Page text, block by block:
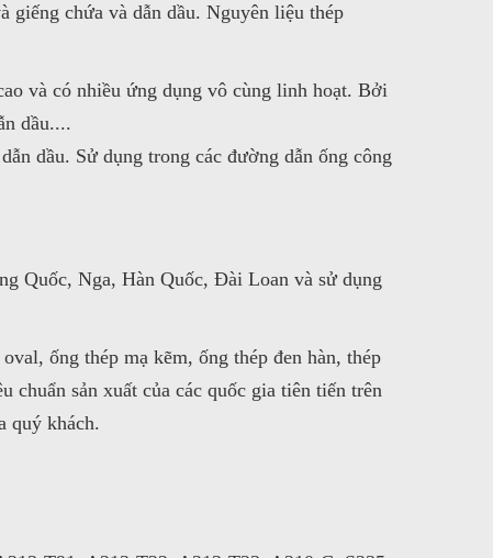
giếng chứa và dẫn dầu. Nguyên liệu thép
và có nhiều ứng dụng vô cùng linh hoạt. Bởi
dầu....
dầu. Sử dụng trong các đường dẫn ống công
Quốc, Nga, Hàn Quốc, Đài Loan và sử dụng
ống thép mạ kẽm, ống thép đen hàn, thép
chuẩn sản xuất của các quốc gia tiên tiến trên
quý khách.